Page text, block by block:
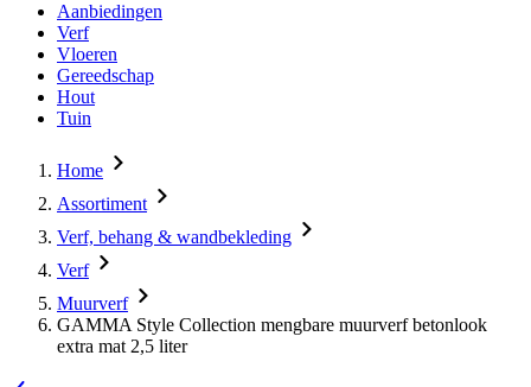
Aanbiedingen
Verf
Vloeren
Gereedschap
Hout
Tuin
Home
Assortiment
Verf, behang & wandbekleding
Verf
Muurverf
GAMMA Style Collection mengbare muurverf betonlook
extra mat 2,5 liter